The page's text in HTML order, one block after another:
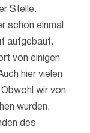
Stelle.
schon einmal
aufgebaut.
von einigen
hier vielen
wir von
wurden,
des